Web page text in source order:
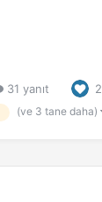
31 yanıt 2
(ve 3 tane daha)